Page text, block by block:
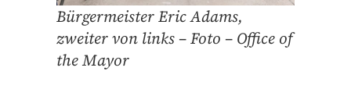
Bürgermeister Eric Adams,
zweiter von links – Foto – Office of
the Mayor